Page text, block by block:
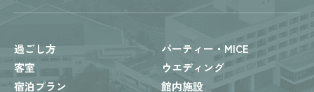
過ごし方
客室
宿泊プラン
パーティー・MICE
ウエディング
館内施設